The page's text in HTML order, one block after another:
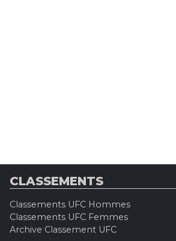
CLASSEMENTS
Classements UFC Hommes
Classements UFC Femmes
Archive Classement UFC